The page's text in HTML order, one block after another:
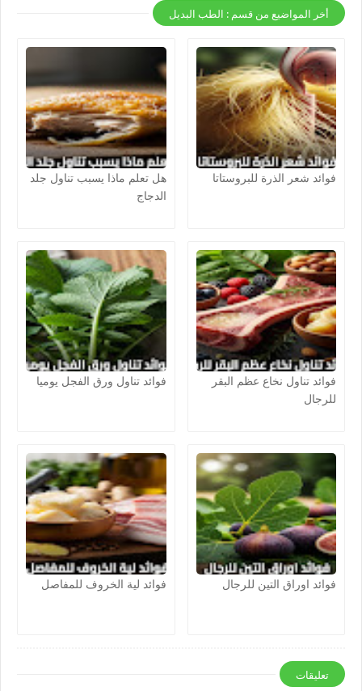
أخر المواضيع من قسم : الطب البديل
فوائد شعر الذرة للبروستاتا
هل تعلم ماذا يسبب تناول جلد
الدجاج
فوائد تناول نخاع عظم البقر
للرجال
فوائد تناول ورق الفجل يوميا
فوائد اوراق التين للرجال فوائد لية الخروف للمفاصل
تعليقات